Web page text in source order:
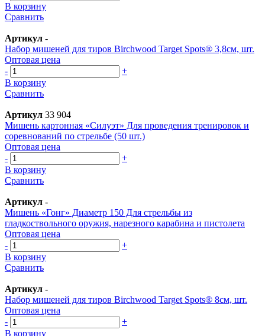
В корзину
Сравнить
Артикул -
Набор мишеней для тиров Birchwood Target Spots® 3,8см, шт.
Оптовая цена
-
+
В корзину
Сравнить
Артикул 33 904
Мишень картонная «Силуэт» Для проведения тренировок и
соревнований по стрельбе (50 шт.)
Оптовая цена
-
+
В корзину
Сравнить
Артикул -
Мишень «Гонг» Диаметр 150 Для стрельбы из
гладкоствольного оружия, нарезного карабина и пистолета
Оптовая цена
-
+
В корзину
Сравнить
Артикул -
Набор мишеней для тиров Birchwood Target Spots® 8см, шт.
Оптовая цена
-
+
В корзину